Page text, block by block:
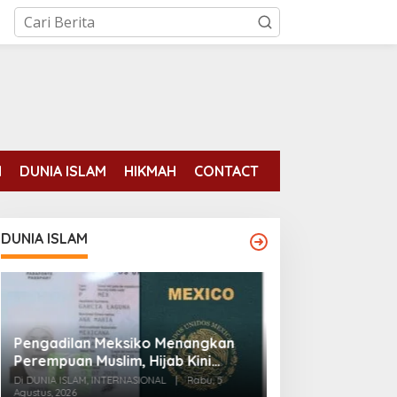
DUNIA ISLAM HIKMAH CONTACT
DUNIA ISLAM
Pengadilan Meksiko Menangkan
Perempuan Muslim, Hijab Kini
Diizinkan di Foto Paspor
Di DUNIA ISLAM, INTERNASIONAL |
Rabu, 5
Agustus, 2026